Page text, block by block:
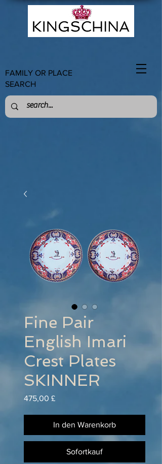
FAMILY OR PLACE
SEARCH
Fine Pair
English Imari
Crest Plates
SKINNER
475,00 £Preis
In den Warenkorb
Sofortkauf